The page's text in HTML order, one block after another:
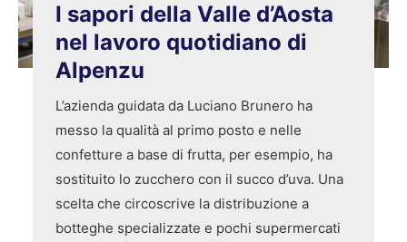
I sapori della Valle d’Aosta
nel lavoro quotidiano di
Alpenzu
L’azienda guidata da Luciano Brunero ha
messo la qualità al primo posto e nelle
confetture a base di frutta, per esempio, ha
sostituito lo zucchero con il succo d’uva. Una
scelta che circoscrive la distribuzione a
botteghe specializzate e pochi supermercati